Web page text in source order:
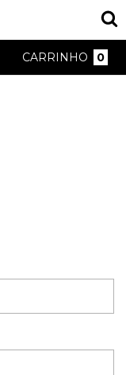
CARRINHO 0